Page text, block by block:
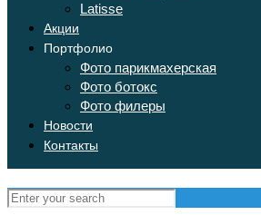
Latisse
Акции
Портфолио
Фото парикмахерская
Фото ботокс
Фото филеры
Новости
Контакты